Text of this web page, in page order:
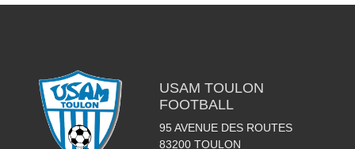
USAM TOULON
FOOTBALL
95 AVENUE DES ROUTES
83200 TOULON